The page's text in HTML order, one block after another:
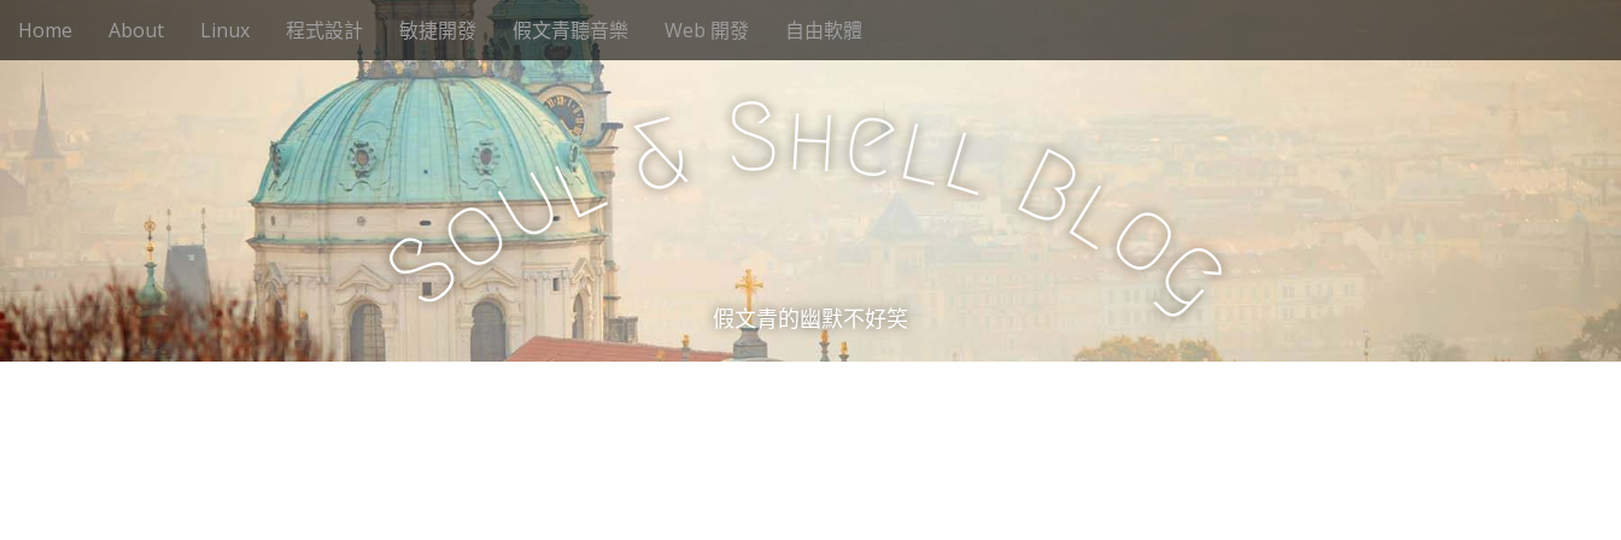
M
e
i
c
n
t
Home About Linux 程式設計 敏捷開發 假文青聽音樂 Web 開發 自由軟體
S
oul& Shell B
l
o
g
假文青的幽默不好笑